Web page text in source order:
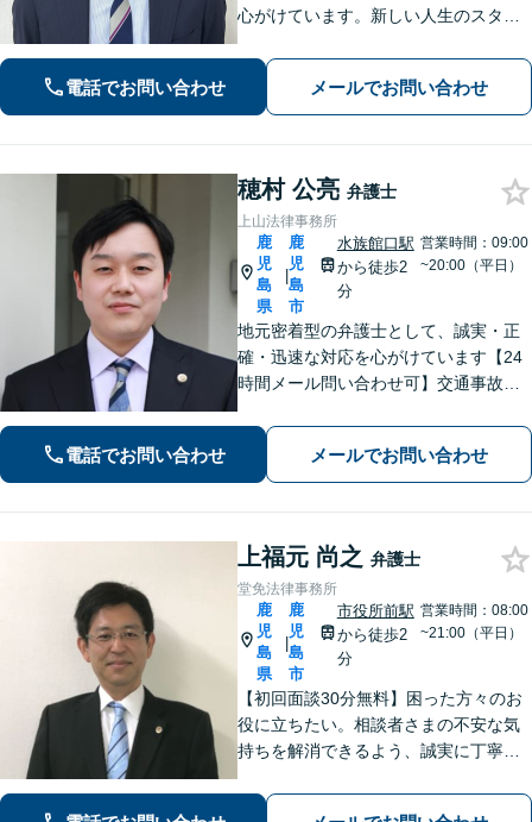
心がけています。新しい人生のスター
談ください【24時間メール問い合わせ
可】豊富な実践経験を活かし、スピー
ド解決を目指します。
電話でお問い合わせ メールでお問い合わせ
穂村 公亮 弁護士
上山法律事務所
鹿
児
島
県
|
鹿
児
島
市
水族館口駅
から徒歩2
分
営業時間：09:00
~20:00（平日）
地元密着型の弁護士として、誠実・正
確・迅速な対応を心がけています【24
時間メール問い合わせ可】交通事故／
幅広く対応。新しい人生のスタートを
切るお手伝いをします【市電水族館口
駅2分】【完全個室】
電話でお問い合わせ メールでお問い合わせ
上福元 尚之 弁護士
堂免法律事務所
鹿
児
島
県
|
鹿
児
島
市
市役所前駅
から徒歩2
分
営業時間：08:00
~21:00（平日）
【初回面談30分無料】困った方々のお
役に立ちたい。相談者さまの不安な気
持ちを解消できるよう、誠実に丁寧に
ております【市役所前2分】【休日・夜